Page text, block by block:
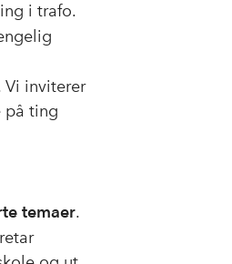
i trafo.
Vi inviterer
på ting
temaer.